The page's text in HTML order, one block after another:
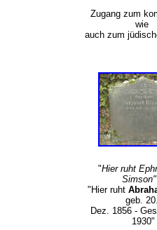
Zugang zum
wie
auch zum
"Hier ruht
Simson"
"Hier ruht
geb.
Dez. 1856 -
1930"